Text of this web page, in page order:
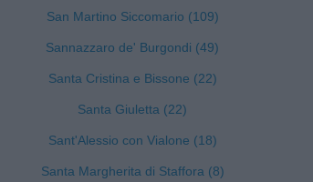
San Martino Siccomario (109)
Sannazzaro de' Burgondi (49)
Santa Cristina e Bissone (22)
Santa Giuletta (22)
Sant'Alessio con Vialone (18)
Santa Margherita di Staffora (8)